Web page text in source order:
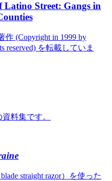
Street: Gangs in
作 (Copyright in 1999 by
reserved) を転載していま
料集です。
straight razor）を使った